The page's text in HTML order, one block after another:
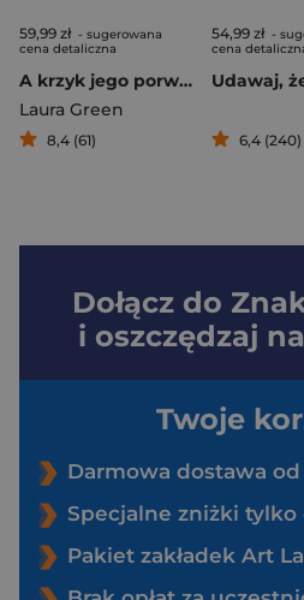
59,99 zł - sugerowana
cena detaliczna
A krzyk jego porwał wiatr
Laura Green
8,4 (61)
54,99 zł -
cena
6,4 (240)
Dołącz do
i oszczędzaj
Twoje
Darmowa dostawa od
Specjalne zniżki
Pakiet zakładek Art